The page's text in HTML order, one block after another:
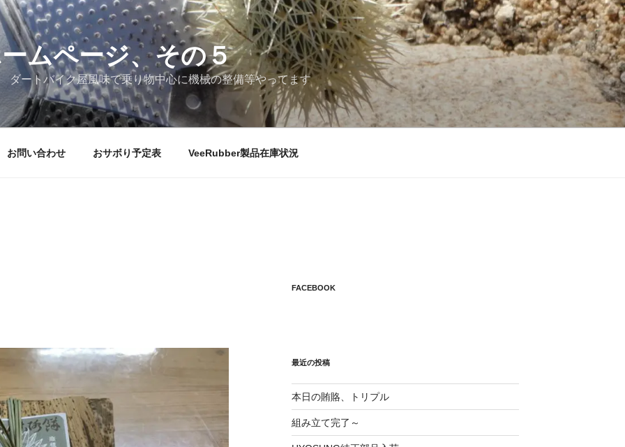
ムページ、その５
ートバイク屋風味で乗り物中心に機械の整備等やってます
お問い合わせ おサボり予定表 VeeRubber製品在庫状況
FACEBOOK
最近の投稿
本日の賄賂、トリプル
組み立て完了～